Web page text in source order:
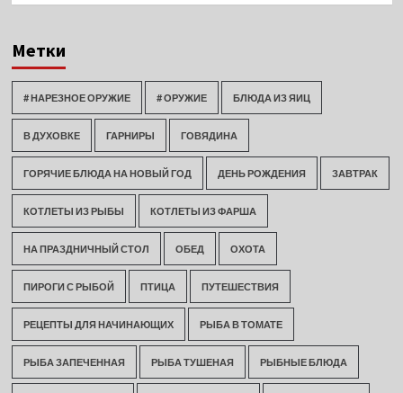
Метки
# НАРЕЗНОЕ ОРУЖИЕ # ОРУЖИЕ БЛЮДА ИЗ ЯИЦ
В ДУХОВКЕ ГАРНИРЫ ГОВЯДИНА
ГОРЯЧИЕ БЛЮДА НА НОВЫЙ ГОД ДЕНЬ РОЖДЕНИЯ ЗАВТРАК
КОТЛЕТЫ ИЗ РЫБЫ КОТЛЕТЫ ИЗ ФАРША
НА ПРАЗДНИЧНЫЙ СТОЛ ОБЕД ОХОТА
ПИРОГИ С РЫБОЙ ПТИЦА ПУТЕШЕСТВИЯ
РЕЦЕПТЫ ДЛЯ НАЧИНАЮЩИХ РЫБА В ТОМАТЕ
РЫБА ЗАПЕЧЕННАЯ РЫБА ТУШЕНАЯ РЫБНЫЕ БЛЮДА